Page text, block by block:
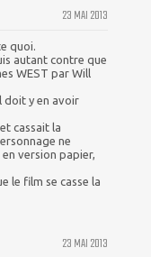
23 MAI 2013
quoi.
autant contre que
WEST par Will
doit y en avoir
cassait la
ne
version papier,
le film se casse la
23 MAI 2013